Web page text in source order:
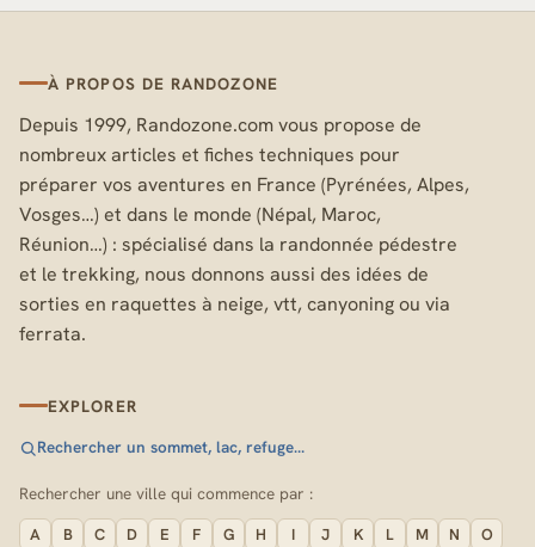
À PROPOS DE RANDOZONE
Depuis 1999, Randozone.com vous propose de
nombreux articles et fiches techniques pour
préparer vos aventures en France (Pyrénées, Alpes,
Vosges…) et dans le monde (Népal, Maroc,
Réunion…) : spécialisé dans la randonnée pédestre
et le trekking, nous donnons aussi des idées de
sorties en raquettes à neige, vtt, canyoning ou via
ferrata.
EXPLORER
Rechercher un sommet, lac, refuge…
Rechercher une ville qui commence par :
A B C D E F G H I J K L M N
O